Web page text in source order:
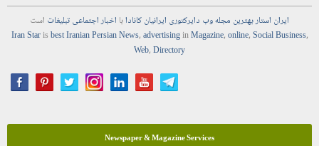
ایران استاربهترین مجلهوب دایرکتوری ایرانیان کانادابا اخباراجتماعیتبلیغات است
Iran Starisbest Iranian PersianNews,advertisinginMagazine,online,Social Business,
Web,Directory
Newspaper & Magazine Services